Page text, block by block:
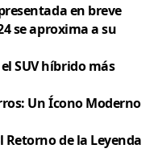
en breve
se aproxima a su
SUV híbrido más
Un Ícono Moderno
Retorno de la Leyenda